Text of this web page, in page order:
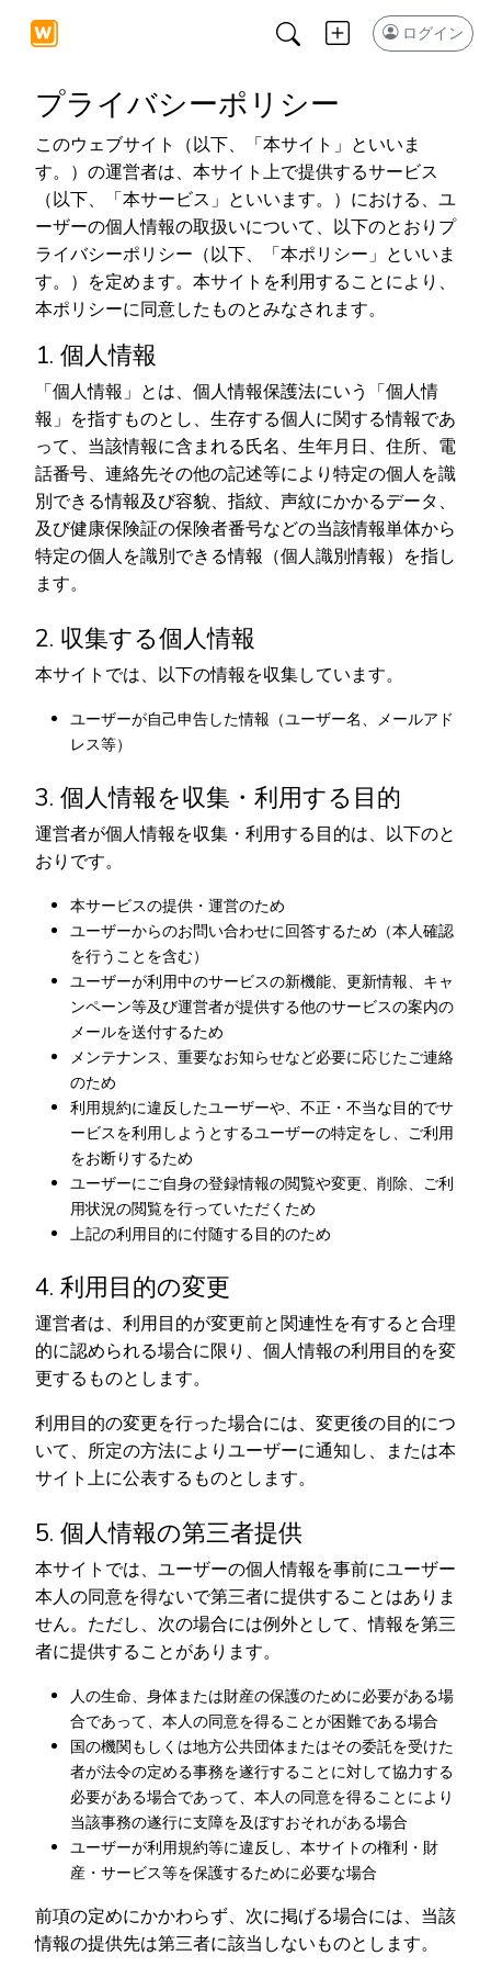
ログイン
プライバシーポリシー
このウェブサイト（以下、「本サイト」といいま
す。）の運営者は、本サイト上で提供するサービス
（以下、「本サービス」といいます。）における、ユ
ーザーの個人情報の取扱いについて、以下のとおりプ
ライバシーポリシー（以下、「本ポリシー」といいま
す。）を定めます。本サイトを利用することにより、
本ポリシーに同意したものとみなされます。
1. 個人情報
「個人情報」とは、個人情報保護法にいう「個人情
報」を指すものとし、生存する個人に関する情報であ
って、当該情報に含まれる氏名、生年月日、住所、電
話番号、連絡先その他の記述等により特定の個人を識
別できる情報及び容貌、指紋、声紋にかかるデータ、
及び健康保険証の保険者番号などの当該情報単体から
特定の個人を識別できる情報（個人識別情報）を指し
ます。
2. 収集する個人情報
本サイトでは、以下の情報を収集しています。
ユーザーが自己申告した情報（ユーザー名、メールアド
レス等）
3. 個人情報を収集・利用する目的
運営者が個人情報を収集・利用する目的は、以下のと
おりです。
本サービスの提供・運営のため
ユーザーからのお問い合わせに回答するため（本人確認
を行うことを含む）
ユーザーが利用中のサービスの新機能、更新情報、キャ
ンペーン等及び運営者が提供する他のサービスの案内の
メールを送付するため
メンテナンス、重要なお知らせなど必要に応じたご連絡
のため
利用規約に違反したユーザーや、不正・不当な目的でサ
ービスを利用しようとするユーザーの特定をし、ご利用
をお断りするため
ユーザーにご自身の登録情報の閲覧や変更、削除、ご利
用状況の閲覧を行っていただくため
上記の利用目的に付随する目的のため
4. 利用目的の変更
運営者は、利用目的が変更前と関連性を有すると合理
的に認められる場合に限り、個人情報の利用目的を変
更するものとします。
利用目的の変更を行った場合には、変更後の目的につ
いて、所定の方法によりユーザーに通知し、または本
サイト上に公表するものとします。
5. 個人情報の第三者提供
本サイトでは、ユーザーの個人情報を事前にユーザー
本人の同意を得ないで第三者に提供することはありま
せん。ただし、次の場合には例外として、情報を第三
者に提供することがあります。
人の生命、身体または財産の保護のために必要がある場
合であって、本人の同意を得ることが困難である場合
国の機関もしくは地方公共団体またはその委託を受けた
者が法令の定める事務を遂行することに対して協力する
必要がある場合であって、本人の同意を得ることにより
当該事務の遂行に支障を及ぼすおそれがある場合
ユーザーが利用規約等に違反し、本サイトの権利・財
産・サービス等を保護するために必要な場合
前項の定めにかかわらず、次に掲げる場合には、当該
情報の提供先は第三者に該当しないものとします。